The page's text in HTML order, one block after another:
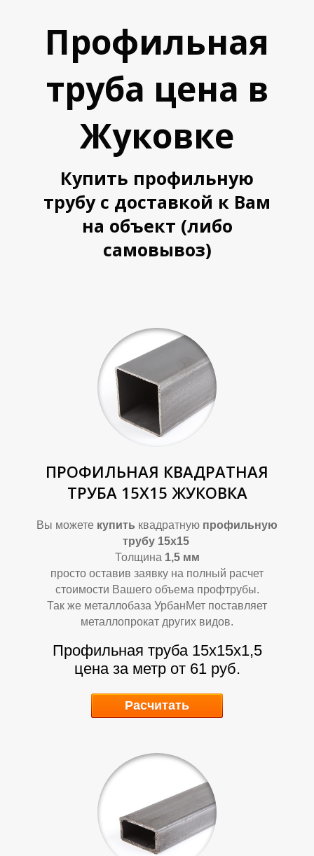
А
Л
Профильная
труба цена в
Жуковке
Купить профильную
трубу с доставкой к Вам
на объект (либо
самовывоз)
ПРОФИЛЬНАЯ КВАДРАТНАЯ
ТРУБА 15Х15 ЖУКОВКА
Вы можете купить квадратную профильную
трубу 15х15
Толщина 1,5 мм
просто оставив заявку на полный расчет
стоимости Вашего объема профтрубы.
Так же металлобаза УрбанМет поставляет
металлопрокат других видов.
Профильная труба 15х15х1,5
цена за метр от 61 руб.
Расчитать
А
Л